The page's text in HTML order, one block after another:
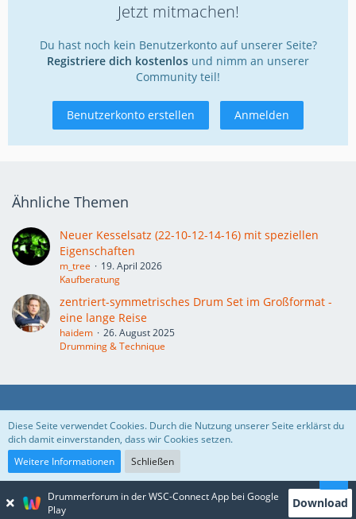
Jetzt mitmachen!
Du hast noch kein Benutzerkonto auf unserer Seite?
Registriere dich kostenlos und nimm an unserer
Community teil!
Benutzerkonto erstellen Anmelden
Ähnliche Themen
Neuer Kesselsatz (22-10-12-14-16) mit speziellen
Eigenschaften
m_tree
19. April 2026
Kaufberatung
zentriert-symmetrisches Drum Set im Großformat -
eine lange Reise
haidem
26. August 2025
Drumming & Technique
Datenschutzerklärung Kontakt Impressum
Nutzungsbedingungen
Community-Software:WoltLab Suite™ 5.5.23
Drummerforum in der WSC-Connect App bei Google
Play
Download
Diese Seite verwendet Cookies. Durch die Nutzung unserer Seite erklärst du
dich damit einverstanden, dass wir Cookies setzen.
Weitere Informationen
Schließen